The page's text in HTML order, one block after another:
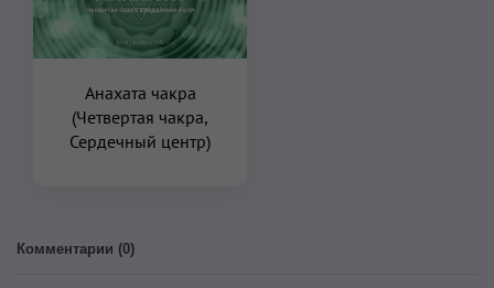
Анахата чакра
(Четвертая чакра,
Сердечный центр)
Комментарии (0)